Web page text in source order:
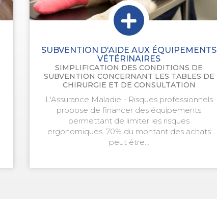
SUBVENTION D'AIDE AUX ÉQUIPEMENTS
VÉTÉRINAIRES
SIMPLIFICATION DES CONDITIONS DE
SUBVENTION CONCERNANT LES TABLES DE
CHIRURGIE ET DE CONSULTATION
L'Assurance Maladie - Risques professionnels
propose de financer des équipements
permettant de limiter les risques
ergonomiques. 70% du montant des achats
peut être...